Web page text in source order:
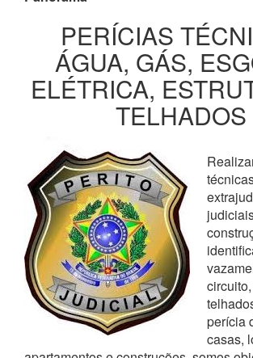
PERÍCIAS
ÁGUA, GÁS,
ELÉTRICA,
TELHADOS
perícia
casas,